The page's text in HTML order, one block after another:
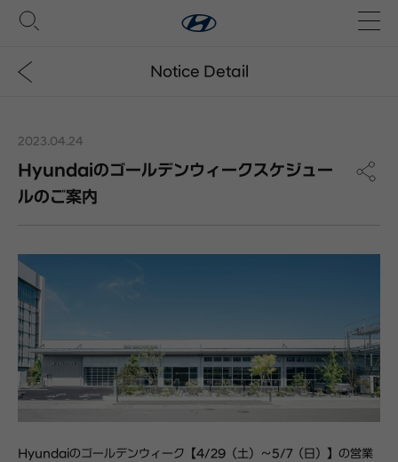
Notice Detail
2023.04.24
Hyundaiのゴールデンウィークスケジュー
ルのご案内
Hyundaiのゴールデンウィーク【4/29（土）～5/7（日）】の営業